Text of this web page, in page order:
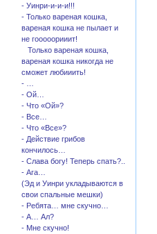
- Уинри-и-и-и!!!
- Только вареная кошка,
вареная кошка не пылает и
не гооооорииит!
Только вареная кошка,
вареная кошка никогда не
сможет любииить!
- …
- Ой…
- Что «Ой»?
- Все…
- Что «Все»?
- Действие грибов
кончилось…
- Слава богу! Теперь спать?..
- Ага…
(Эд и Уинри укладываются в
свои спальные мешки)
- Ребята… мне скучно…
- А… Ал?
- Мне скучно!